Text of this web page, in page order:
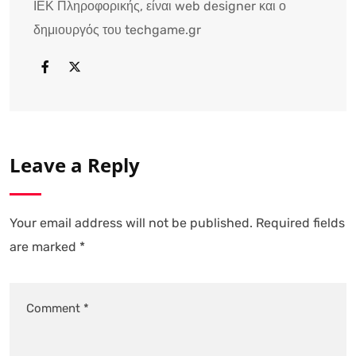
ΙΕΚ Πληροφορικής, είναι web designer και ο
δημιουργός του techgame.gr
Leave a Reply
Your email address will not be published. Required fields
are marked *